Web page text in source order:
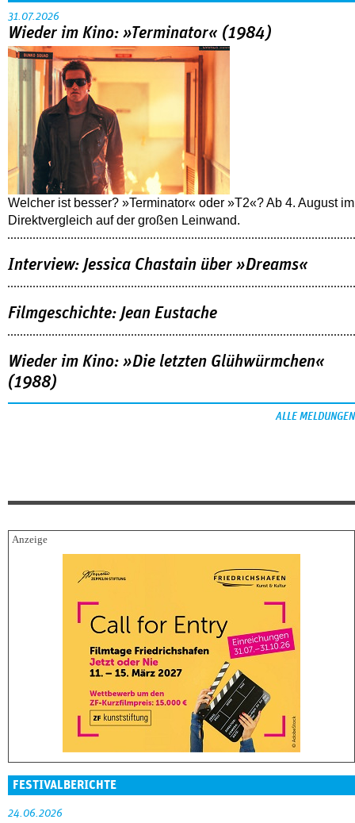
31.07.2026
Wieder im Kino: »Terminator« (1984)
Welcher ist besser? »Terminator« oder »T2«? Ab 4. August im
Direktvergleich auf der großen Leinwand.
Interview: Jessica Chastain über »Dreams«
Filmgeschichte: Jean Eustache
Wieder im Kino: »Die letzten Glühwürmchen«
(1988)
ALLE MELDUNGEN
FESTIVALBERICHTE
24.06.2026